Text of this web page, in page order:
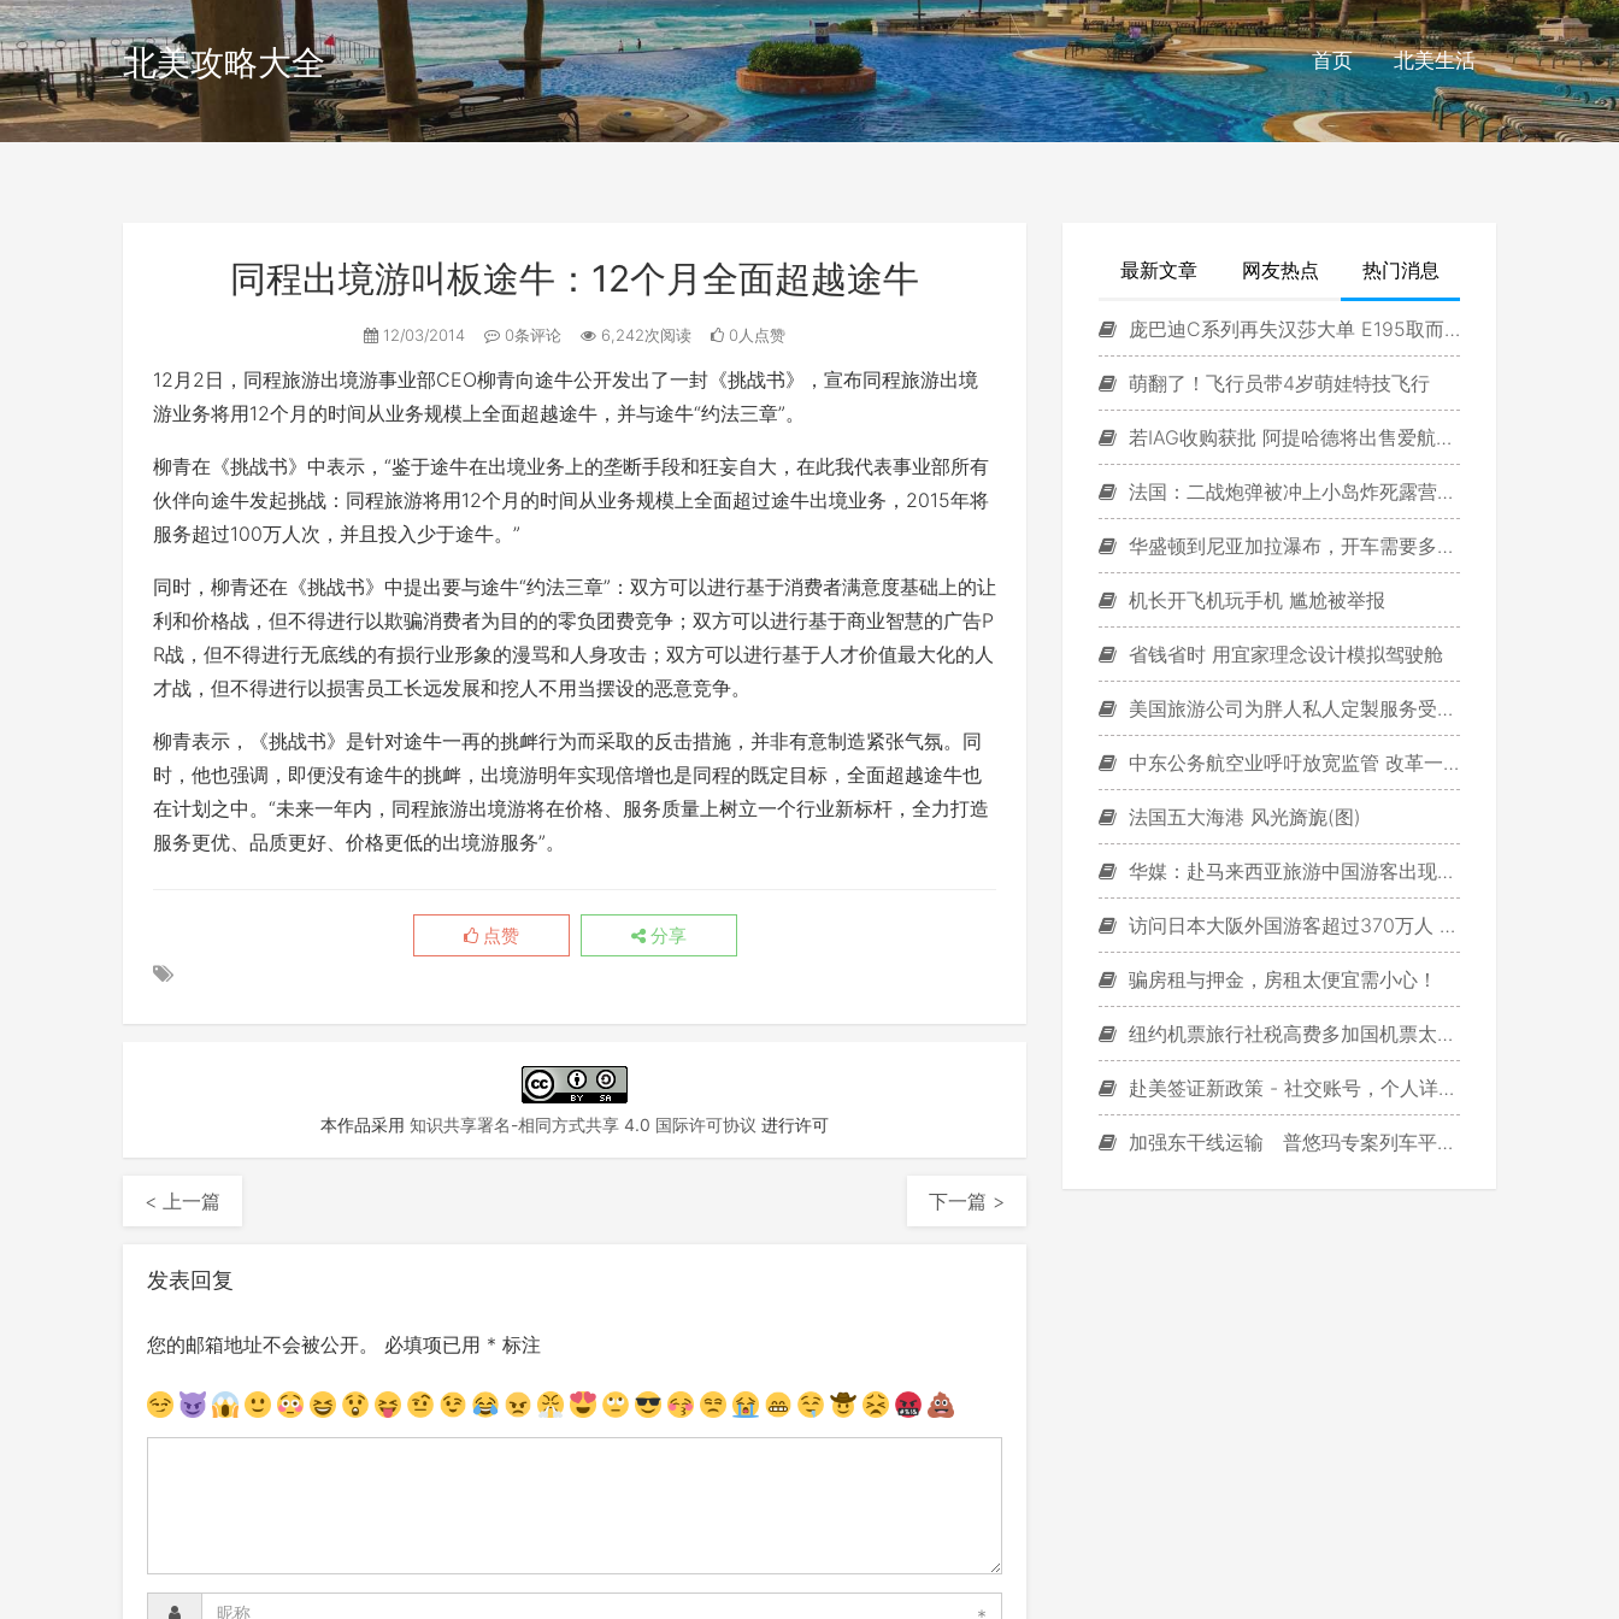
北美攻略大全 首页 北美生活
同程出境游叫板途牛：12个月全面超越途牛
12/03/2014 0条评论 6,242次阅读 0人点赞
12月2日，同程旅游出境游事业部CEO柳青向途牛公开发出了一封《挑战书》，宣布同程旅游出境
游业务将用12个月的时间从业务规模上全面超越途牛，并与途牛“约法三章”。
柳青在《挑战书》中表示，“鉴于途牛在出境业务上的垄断手段和狂妄自大，在此我代表事业部所有
伙伴向途牛发起挑战：同程旅游将用12个月的时间从业务规模上全面超过途牛出境业务，2015年将
服务超过100万人次，并且投入少于途牛。”
同时，柳青还在《挑战书》中提出要与途牛“约法三章”：双方可以进行基于消费者满意度基础上的让
利和价格战，但不得进行以欺骗消费者为目的的零负团费竞争；双方可以进行基于商业智慧的广告P
R战，但不得进行无底线的有损行业形象的漫骂和人身攻击；双方可以进行基于人才价值最大化的人
才战，但不得进行以损害员工长远发展和挖人不用当摆设的恶意竞争。
柳青表示，《挑战书》是针对途牛一再的挑衅行为而采取的反击措施，并非有意制造紧张气氛。同
时，他也强调，即便没有途牛的挑衅，出境游明年实现倍增也是同程的既定目标，全面超越途牛也
在计划之中。“未来一年内，同程旅游出境游将在价格、服务质量上树立一个行业新标杆，全力打造
服务更优、品质更好、价格更低的出境游服务”。
点赞 分享
本作品采用 知识共享署名-相同方式共享 4.0 国际许可协议 进行许可
< 上一篇 下一篇 >
发表回复
您的邮箱地址不会被公开。 必填项已用 * 标注
最新文章 网友热点 热门消息
庞巴迪C系列再失汉莎大单 E195取而代之
萌翻了！飞行员带4岁萌娃特技飞行
若IAG收购获批 阿提哈德将出售爱航股份
法国：二战炮弹被冲上小岛炸死露营游客
华盛顿到尼亚加拉瀑布，开车需要多久时间？
机长开飞机玩手机 尴尬被举报
省钱省时 用宜家理念设计模拟驾驶舱
美国旅游公司为胖人私人定製服务受欢迎
中东公务航空业呼吁放宽监管 改革一刀切政策
法国五大海港 风光旖旎(图)
华媒：赴马来西亚旅游中国游客出现复苏迹象
访问日本大阪外国游客超过370万人 中国人数倍增
骗房租与押金，房租太便宜需小心！
纽约机票旅行社税高费多加国机票太贵 年失500万客
赴美签证新政策 - 社交账号，个人详细资料
加强东干线运输 普悠玛专案列车平日继续加开